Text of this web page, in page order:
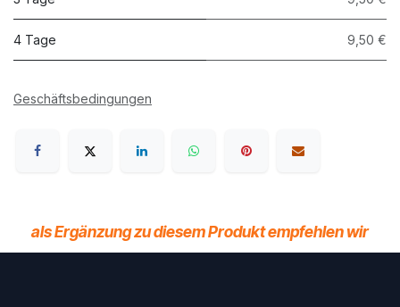
4 Tage 9,50 €
Geschäftsbedingungen
als Ergänzung zu diesem Produkt empfehlen wir